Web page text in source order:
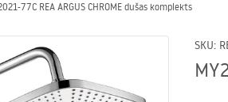
77C REA ARGUS CHROME dušas komplekts
SKU: